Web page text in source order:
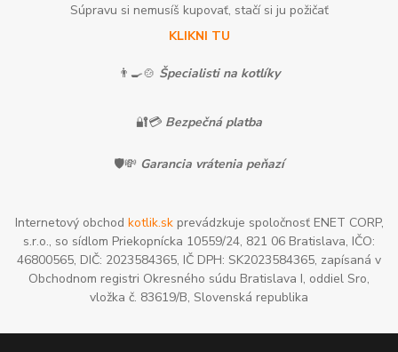
Súpravu si nemusíš kupovať, stačí si ju požičať
KLIKNI TU
👨‍🍳🍲 Špecialisti na kotlíky
🔐💳 Bezpečná platba
🛡️💸 Garancia vrátenia peňazí
Internetový obchod kotlik.skprevádzkuje spoločnosť ENET CORP,
s.r.o., so sídlom Priekopnícka 10559/24, 821 06 Bratislava, IČO:
46800565, DIČ: 2023584365, IČ DPH: SK2023584365, zapísaná v
Obchodnom registri Okresného súdu Bratislava I, oddiel Sro,
vložka č. 83619/B, Slovenská republika